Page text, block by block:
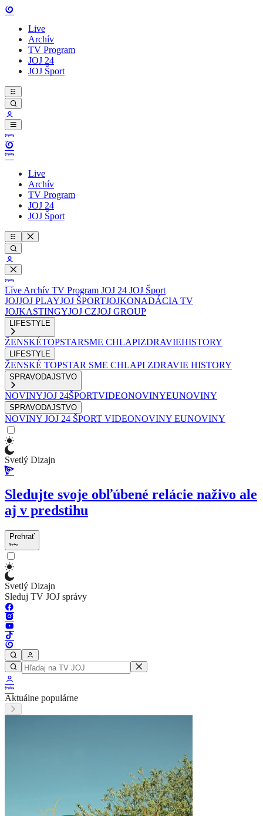
Live
Archív
TV Program
JOJ 24
JOJ Šport
Live
Archív
TV Program
JOJ 24
JOJ Šport
Live Archív TV Program JOJ 24 JOJ Šport
JOJJOJ PLAYJOJ ŠPORTJOJKONADÁCIA TV
JOJKASTINGYJOJ CZJOJ GROUP
LIFESTYLE
ŽENSKÉTOPSTARSME CHLAPIZDRAVIEHISTORY
LIFESTYLE
ŽENSKÉ TOPSTAR SME CHLAPI ZDRAVIE HISTORY
SPRAVODAJSTVO
NOVINYJOJ 24ŠPORTVIDEONOVINYEUNOVINY
SPRAVODAJSTVO
NOVINY JOJ 24 ŠPORT VIDEONOVINY EUNOVINY
Svetlý Dizajn
Sledujte svoje obľúbené relácie naživo ale
aj v predstihu
Prehrať
Svetlý Dizajn
Sleduj TV JOJ správy
Aktuálne populárne